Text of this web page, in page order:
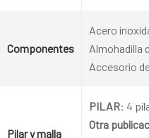
Componentes
Acero
Almohadilla
Accesorio
Pilar y malla
PILAR: 4
Otra